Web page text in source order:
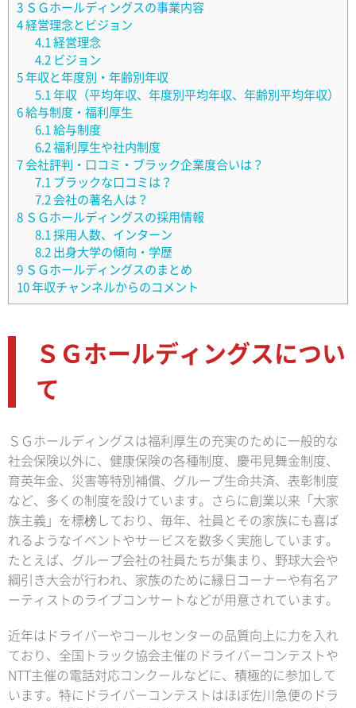
3 ＳＧホールディングスの事業内容
4 経営理念とビジョン
4.1 経営理念
4.2 ビジョン
5 年収と年度別・年齢別年収
5.1 年収（平均年収、年度別平均年収、年齢別平均年収）
6 給与制度・福利厚生
6.1 給与制度
6.2 福利厚生や社内制度
7 会社評判・口コミ・ブラック企業度合いは？
7.1 ブラックな口コミは？
7.2 会社の著名人は？
8 ＳＧホールディングスの採用情報
8.1 採用人数、インターン
8.2 出身大学の傾向・学歴
9 ＳＧホールディングスのまとめ
10 年収チャンネルからのコメント
ＳＧホールディングスについ
て
ＳＧホールディングスは福利厚生の充実のために一般的な
社会保険以外に、健康保険の各種制度、慶弔見舞金制度、
育英年金、災害等特別補償、グループ生命共済、表彰制度
など、多くの制度を設けています。さらに創業以来「大家
族主義」を標榜しており、毎年、社員とその家族にも喜ば
れるようなイベントやサービスを数多く実施しています。
たとえば、グループ会社の社員たちが集まり、野球大会や
綱引き大会が行われ、家族のために縁日コーナーや有名ア
ーティストのライブコンサートなどが用意されています。
近年はドライバーやコールセンターの品質向上に力を入れ
ており、全国トラック協会主催のドライバーコンテストや
NTT主催の電話対応コンクールなどに、積極的に参加して
います。特にドライバーコンテストはほぼ佐川急便のドラ